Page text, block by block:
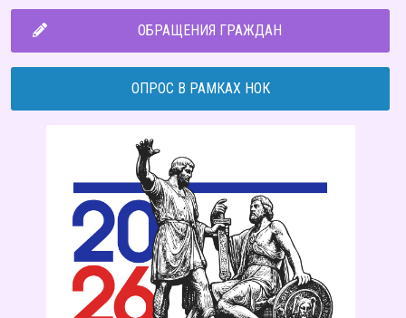
ОБРАЩЕНИЯ ГРАЖДАН
ОПРОС В РАМКАХ НОК